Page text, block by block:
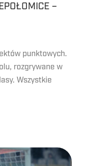
–
punktowych.
rozgrywane w
Wszystkie